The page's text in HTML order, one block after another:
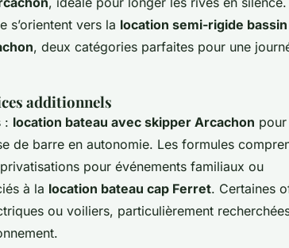
s’orientent vers la location semi-rigide
, deux catégories parfaites pour une
additionnels
: location bateau avec skipper Arcachon
de barre en autonomie. Les formules
pour événements familiaux ou
à la location bateau cap Ferret. Certaines
ou voiliers, particulièrement